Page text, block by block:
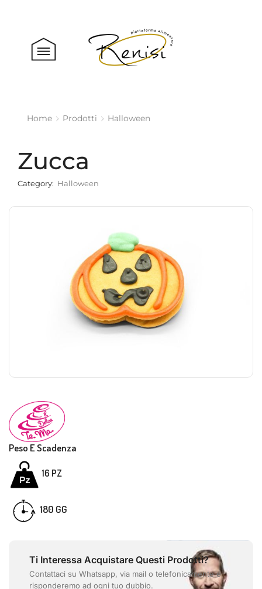
Home Prodotti Halloween
Zucca
Category: Halloween
Peso E Scadenza
16 PZ
180 GG
Ti Interessa Acquistare Questi Prodotti?
Contattaci su Whatsapp, via mail o telefonicamente e
risponderemo ad ogni tuo dubbio.